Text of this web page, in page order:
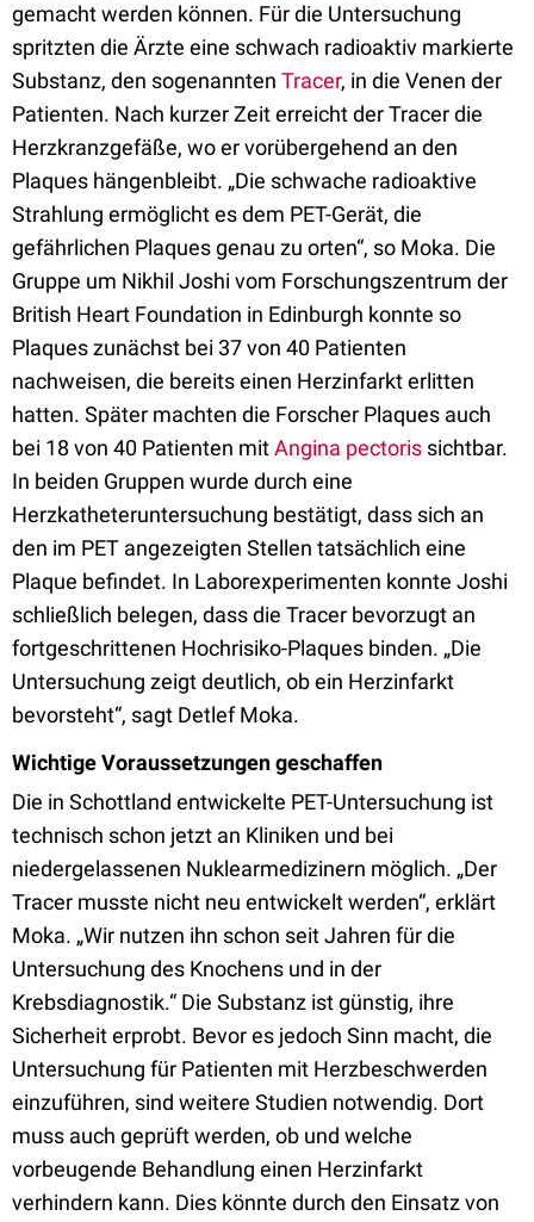
gemacht werden können. Für die Untersuchung
spritzten die Ärzte eine schwach radioaktiv markierte
Substanz, den sogenannten Tracer, in die Venen der
Patienten. Nach kurzer Zeit erreicht der Tracer die
Herzkranzgefäße, wo er vorübergehend an den
Plaques hängenbleibt. „Die schwache radioaktive
Strahlung ermöglicht es dem PET-Gerät, die
gefährlichen Plaques genau zu orten“, so Moka. Die
Gruppe um Nikhil Joshi vom Forschungszentrum der
British Heart Foundation in Edinburgh konnte so
Plaques zunächst bei 37 von 40 Patienten
nachweisen, die bereits einen Herzinfarkt erlitten
hatten. Später machten die Forscher Plaques auch
bei 18 von 40 Patienten mitAngina pectoris sichtbar.
In beiden Gruppen wurde durch eine
Herzkatheteruntersuchung bestätigt, dass sich an
den im PET angezeigten Stellen tatsächlich eine
Plaque befindet. In Laborexperimenten konnte Joshi
schließlich belegen, dass die Tracer bevorzugt an
fortgeschrittenen Hochrisiko-Plaques binden. „Die
Untersuchung zeigt deutlich, ob ein Herzinfarkt
bevorsteht“, sagt Detlef Moka.
Wichtige Voraussetzungen geschaffen
Die in Schottland entwickelte PET-Untersuchung ist
technisch schon jetzt an Kliniken und bei
niedergelassenen Nuklearmedizinern möglich. „Der
Tracer musste nicht neu entwickelt werden“, erklärt
Moka. „Wir nutzen ihn schon seit Jahren für die
Untersuchung des Knochens und in der
Krebsdiagnostik.“ Die Substanz ist günstig, ihre
Sicherheit erprobt. Bevor es jedoch Sinn macht, die
Untersuchung für Patienten mit Herzbeschwerden
einzuführen, sind weitere Studien notwendig. Dort
muss auch geprüft werden, ob und welche
vorbeugende Behandlung einen Herzinfarkt
verhindern kann. Dies könnte durch den Einsatz von